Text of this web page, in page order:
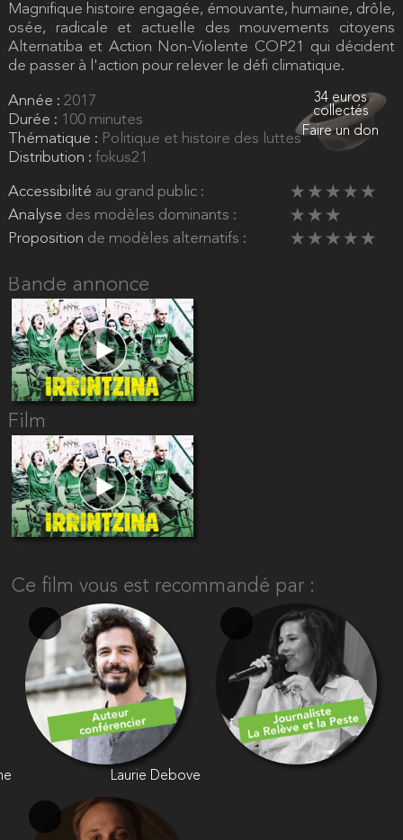
Magnifique histoire engagée, émouvante, humaine, drôle,
osée, radicale et actuelle des mouvements citoyens
Alternatiba et Action Non-Violente COP21 qui décident
de passer à l'action pour relever le défi climatique.
Année : 2017
Durée : 100 minutes
Thématique : Politique et histoire des luttes
Distribution : fokus21
Accessibilité au grand public :
Analyse des modèles dominants :
Proposition de modèles alternatifs :
34 euros
collectés
Faire un don
Bande annonce
Film
Ce film vous est recommandé par :
Laurie Debove